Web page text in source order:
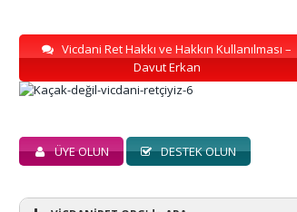
Vicdani Ret Hakkı ve Hakkın Kullanılması –
Davut Erkan
ÜYE OLUN DESTEK OLUN